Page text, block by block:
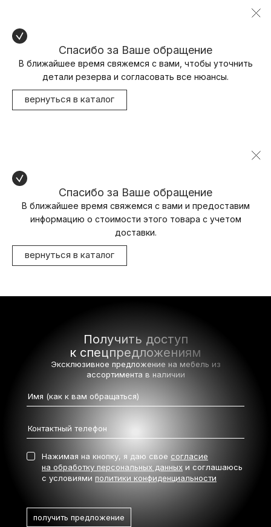
Спасибо за Ваше обращение
В ближайшее время свяжемся с вами, чтобы уточнить
детали резерва и согласовать все нюансы.
вернуться в каталог
Спасибо за Ваше обращение
В ближайшее время свяжемся с вами и предоставим
информацию о стоимости этого товара с учетом
доставки.
вернуться в каталог
Получить доступ
к спецпредложениям
Эксклюзивное предложение на мебель из
ассортимента в наличии
Нажимая на кнопку, я даю свое согласие
на обработку персональных данных и соглашаюсь
с условиями политики конфиденциальности